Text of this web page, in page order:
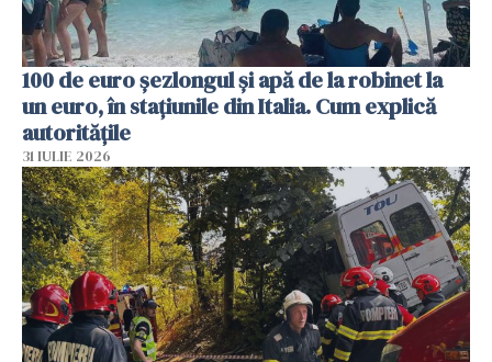
100 de euro șezlongul și apă de la robinet la
un euro, în stațiunile din Italia. Cum explică
autoritățile
31 IULIE 2026